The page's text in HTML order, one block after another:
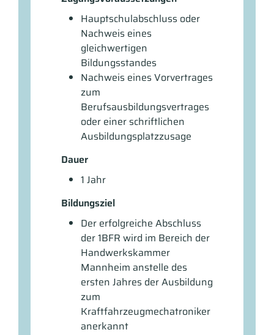
Hauptschulabschluss oder
Nachweis eines
gleichwertigen
Bildungsstandes
Nachweis eines Vorvertrages
zum
Berufsausbildungsvertrages
oder einer schriftlichen
Ausbildungsplatzzusage
Dauer
1 Jahr
Bildungsziel
Der erfolgreiche Abschluss
der 1BFR wird im Bereich der
Handwerkskammer
Mannheim anstelle des
ersten Jahres der Ausbildung
zum
Kraftfahrzeugmechatroniker
anerkannt